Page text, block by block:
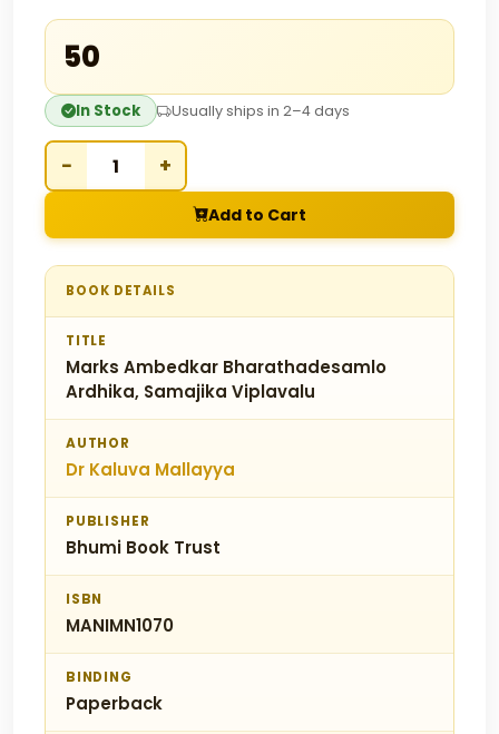
₹50
In Stock Usually ships in 2–4 days
− +
Add to Cart
BOOK DETAILS
TITLE
Marks Ambedkar Bharathadesamlo
Ardhika, Samajika Viplavalu
AUTHOR
Dr Kaluva Mallayya
PUBLISHER
Bhumi Book Trust
ISBN
MANIMN1070
BINDING
Paperback